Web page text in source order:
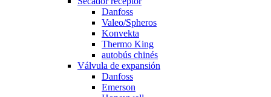
Danfoss
Valeo/Spheros
Konvekta
Thermo King
autobús chinés
Válvula de expansión
Danfoss
Emerson